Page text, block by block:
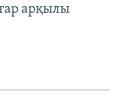
арқылы